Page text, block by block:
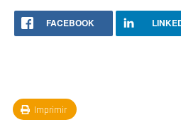
FACEBOOK
Imprimir